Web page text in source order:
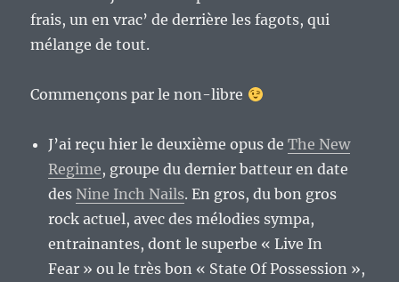
frais, un en vrac’ de derrière les fagots, qui
mélange de tout.
Commençons par le non-libre
J’ai reçu hier le deuxième opus deThe New
Regime, groupe du dernier batteur en date
des Nine Inch Nails. En gros, du bon gros
rock actuel, avec des mélodies sympa,
entrainantes, dont le superbe « Live In
Fear » ou le très bon « State Of Possession »,